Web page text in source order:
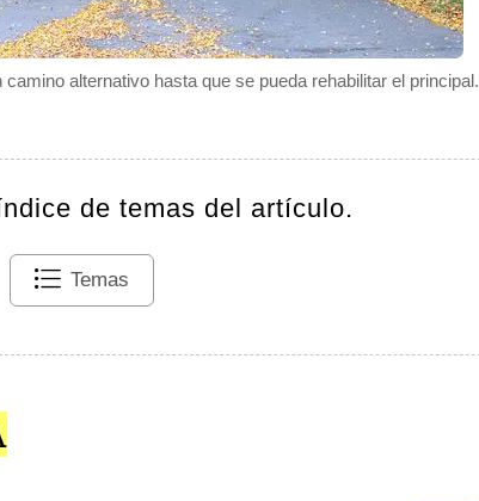
alternativo hasta que se pueda rehabilitar el principal.
de temas del artículo.
Temas